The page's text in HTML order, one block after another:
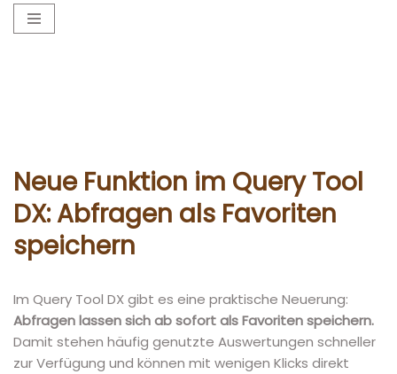
Neue Funktion im Query Tool
DX: Abfragen als Favoriten
speichern
Im Query Tool DX gibt es eine praktische Neuerung:
Abfragen lassen sich ab sofort als Favoriten speichern.
Damit stehen häufig genutzte Auswertungen schneller
zur Verfügung und können mit wenigen Klicks direkt